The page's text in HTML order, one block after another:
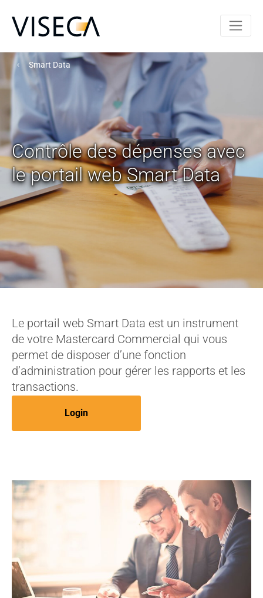
Smart Data
Contrôle des dépenses avec
le portail web Smart Data
Le portail web Smart Data est un instrument
de votre Mastercard Commercial qui vous
permet de disposer d’une fonction
d’administration pour gérer les rapports et les
transactions.
Login